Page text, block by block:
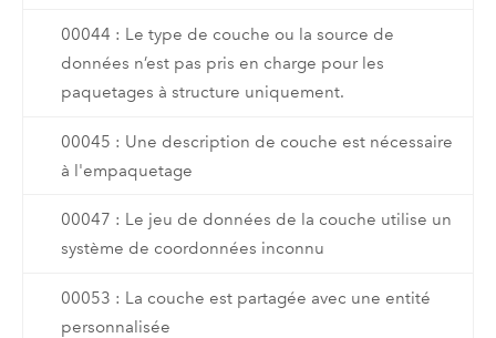
00044 : Le type de couche ou la source de
données n’est pas pris en charge pour les
paquetages à structure uniquement.
00045 : Une description de couche est nécessaire
à l'empaquetage
00047 : Le jeu de données de la couche utilise un
système de coordonnées inconnu
00053 : La couche est partagée avec une entité
personnalisée